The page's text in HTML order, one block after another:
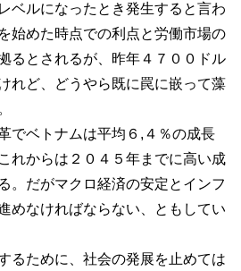
ベルになったとき発生すると言わ
始めた時点での利点と労働市場の
るとされるが、昨年４７００ドル
れど、どうやら既に罠に嵌って藻
でベトナムは平均６,４％の成長
れからは２０４５年までに高い成
。だがマクロ経済の安定とインフ
めなければならない、ともしてい
るために、社会の発展を止めては